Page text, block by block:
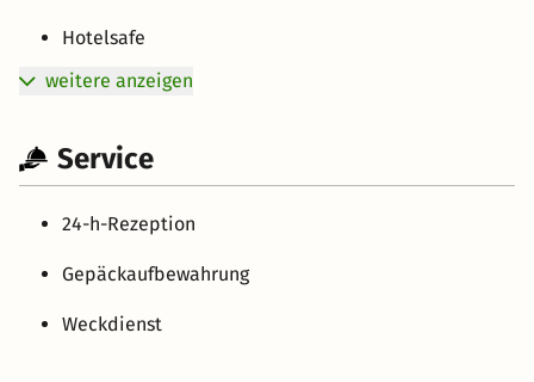
Hotelsafe
weitere anzeigen
Service
24-h-Rezeption
Gepäckaufbewahrung
Weckdienst